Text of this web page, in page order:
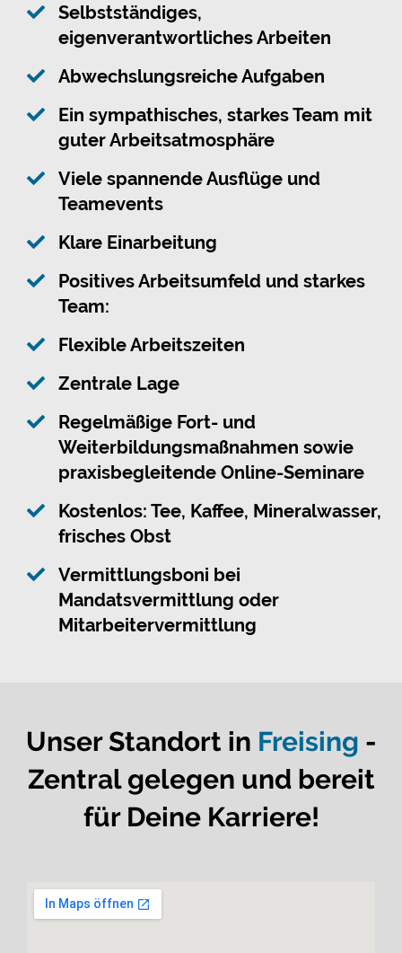
Selbstständiges,
eigenverantwortliches Arbeiten
Abwechslungsreiche Aufgaben
Ein sympathisches, starkes Team mit
guter Arbeitsatmosphäre
Viele spannende Ausflüge und
Teamevents
Klare Einarbeitung
Positives Arbeitsumfeld und starkes
Team:
Flexible Arbeitszeiten
Zentrale Lage
Regelmäßige Fort- und
Weiterbildungsmaßnahmen sowie
praxisbegleitende Online-Seminare
Kostenlos: Tee, Kaffee, Mineralwasser,
frisches Obst
Vermittlungsboni bei
Mandatsvermittlung oder
Mitarbeitervermittlung
Unser Standort in Freising -
Zentral gelegen und bereit
für Deine Karriere!